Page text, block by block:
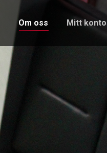
Om oss Mitt konto
Om oss Mitt konto